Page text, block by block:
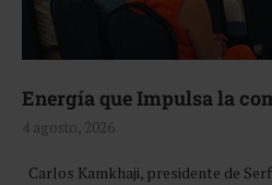
Energía que Impulsa la
4 agosto, 2026
Carlos Kamkhaji, presidente de